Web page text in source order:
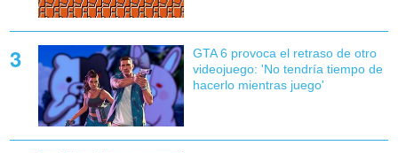
GTA 6 provoca el retraso de otro
videojuego: 'No tendría tiempo de
hacerlo mientras juego'